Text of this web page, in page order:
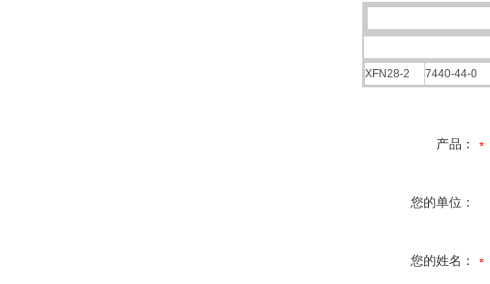
XFN28-2 7440-44-0
产品：
您的单位：
您的姓名：